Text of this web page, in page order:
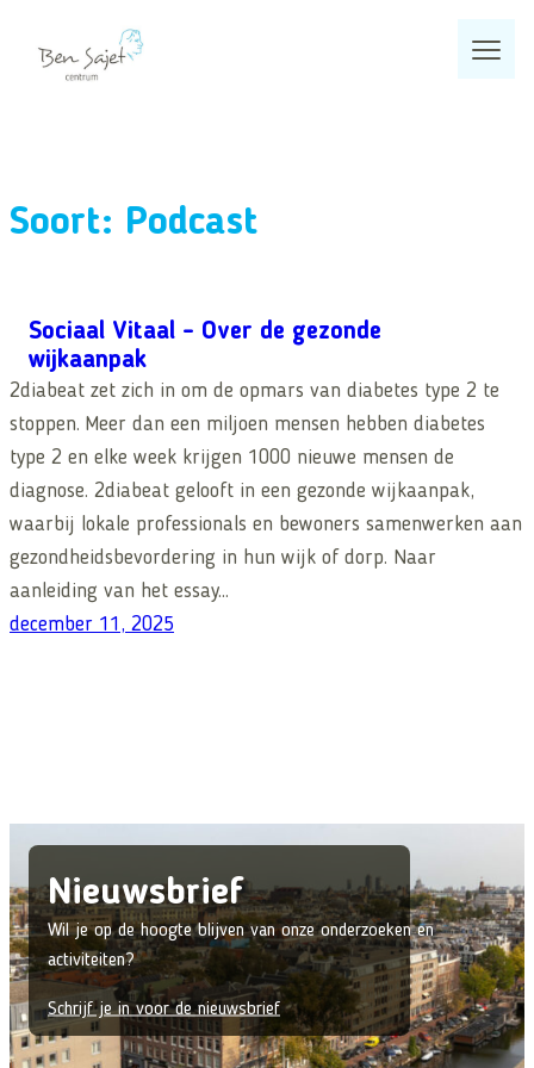
naar
Soort: Podcast
Sociaal Vitaal – Over de gezonde
wijkaanpak
2diabeat zet zich in om de opmars van diabetes type 2 te
stoppen. Meer dan een miljoen mensen hebben diabetes
type 2 en elke week krijgen 1000 nieuwe mensen de
diagnose. 2diabeat gelooft in een gezonde wijkaanpak,
waarbij lokale professionals en bewoners samenwerken aan
gezondheidsbevordering in hun wijk of dorp. Naar
aanleiding van het essay…
december 11, 2025
Nieuwsbrief
Wil je op de hoogte blijven van onze onderzoeken en
activiteiten?
Schrijf je in voor de nieuwsbrief
Kennisproducten
Actueel
Over ons
Zoeken
Veelgezochte pagina’s